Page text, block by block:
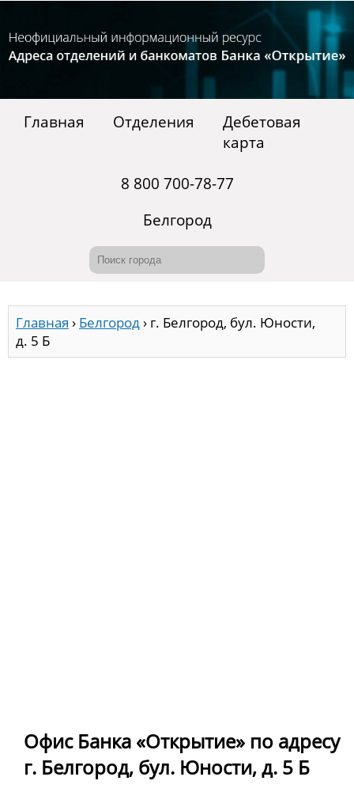
Главная Отделения
Дебетовая
карта
8 800 700-78-77
Белгород
Главная › Белгород › г. Белгород, бул. Юности,
д. 5 Б
Офис Банка «Открытие» по адресу
г. Белгород, бул. Юности, д. 5 Б